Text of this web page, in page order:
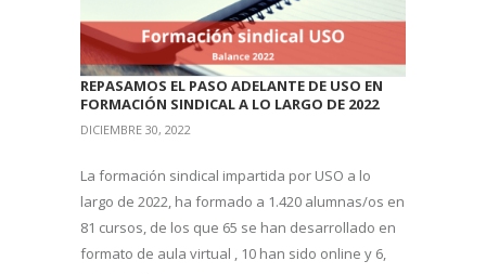
REPASAMOS EL PASO ADELANTE DE USO EN
FORMACIÓN SINDICAL A LO LARGO DE 2022
DICIEMBRE 30, 2022
La formación sindical impartida por USO a lo
largo de 2022, ha formado a 1.420 alumnas/os en
81 cursos, de los que 65 se han desarrollado en
formato de aula virtual , 10 han sido online y 6,